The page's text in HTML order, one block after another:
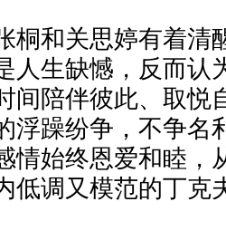
桐和关思婷有着清
人生缺憾，反而认
间陪伴彼此、取悦
浮躁纷争，不争名
情始终恩爱和睦，
低调又模范的丁克